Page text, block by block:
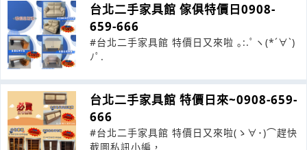
台北二手家具館 傢俱特價日0908-
659-666
#台北二手家具館 特價日又來啦 ｡:.ﾟヽ(*´∀`)
ﾉﾟ.
台北二手家具館 特價日來~0908-659-
666
#台北二手家具館 特價日又來啦(ゝ∀･)⌒趕快
截圖私訊小編，